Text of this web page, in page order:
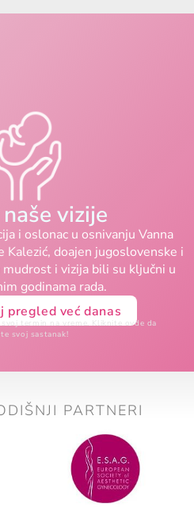
vizije
i oslonac u osnivanju Vanna
Kalezić, doajen jugoslovenske i
i vizija bili su ključni u
godinama rada.
pregled već danas
termin na vreme. Kliknite ovde da
svoj sastanak!
PARTNERI